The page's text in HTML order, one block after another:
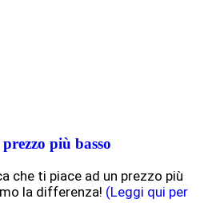
più basso
che ti piace ad un prezzo più
la differenza! (Leggi qui per